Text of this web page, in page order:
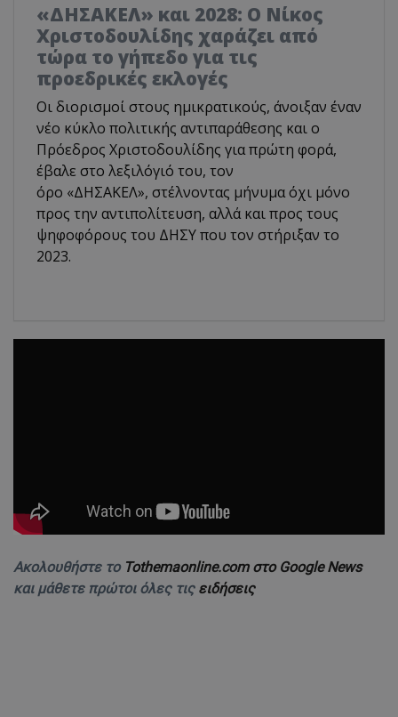
«ΔΗΣΑΚΕΛ» και 2028: Ο Νίκος
Χριστοδουλίδης χαράζει από
τώρα το γήπεδο για τις
προεδρικές εκλογές
Οι διορισμοί στους ημικρατικούς, άνοιξαν έναν
νέο κύκλο πολιτικής αντιπαράθεσης και ο
Πρόεδρος Χριστοδουλίδης για πρώτη φορά,
έβαλε στο λεξιλόγιό του, τον
όρο «ΔΗΣΑΚΕΛ», στέλνοντας μήνυμα όχι μόνο
προς την αντιπολίτευση, αλλά και προς τους
ψηφοφόρους του ΔΗΣΥ που τον στήριξαν το
2023.
Ακολουθήστε το Tothemaonline.com στο Google News
και μάθετε πρώτοι όλες τις ειδήσεις